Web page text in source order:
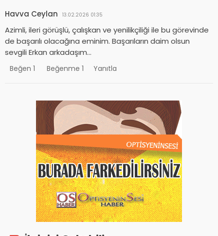
Havva Ceylan 13.02.2026 01:35
Azimli, ileri görüşlü, çalışkan ve yenilikçiliği ile bu görevinde
de başarılı olacağına eminim. Başarıların daim olsun
sevgili Erkan arkadaşım…
Beğen 1 Beğenme 1 Yanıtla